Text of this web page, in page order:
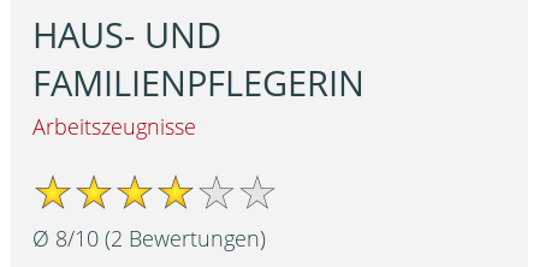
HAUS- UND
FAMILIENPFLEGERIN
Arbeitszeugnisse
Ø 8/10 (2 Bewertungen)